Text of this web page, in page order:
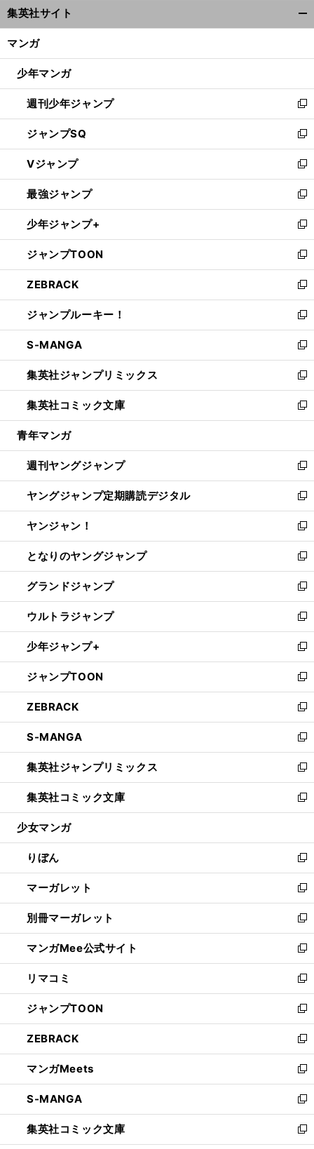
ィ
ン
ウ
開
く
集英社サイト
マンガ
少年マンガ
週刊少年ジャンプ
新
し
い
ウ
ィ
ン
ド
ウ
で
開
く
ジャンプSQ
新
し
い
ウ
ィ
ン
ド
ウ
で
開
く
Vジャンプ
新
し
い
ウ
ィ
ン
ド
ウ
で
開
く
最強ジャンプ
新
し
い
ウ
ィ
ン
ド
ウ
で
開
く
少年ジャンプ+
新
し
い
ウ
ィ
ン
ド
ウ
で
開
く
ジャンプTOON
新
し
い
ウ
ィ
ン
ド
ウ
で
開
く
ZEBRACK
新
し
い
ウ
ィ
ン
ド
ウ
で
開
ジャンプルーキー！
新
し
い
ウ
ィ
ン
ド
ウ
開
く
S-MANGA
新
し
い
ウ
ィ
ン
ウ
で
開
く
集英社ジャンプリミックス
新
し
い
ウ
ン
ド
ウ
で
開
く
集英社コミック文庫
新
し
ウ
ィ
ン
ド
ウ
で
開
く
青年マンガ
週刊ヤングジャンプ
新
し
い
ウ
ィ
ン
ド
ウ
で
開
く
ヤングジャンプ定期購読デジタル
新
し
い
ウ
ィ
ン
ド
ウ
で
開
く
ヤンジャン！
新
し
い
ウ
ィ
ン
ド
ウ
で
開
く
となりのヤングジャンプ
新
し
い
ウ
ィ
ン
ド
ウ
で
開
く
グランドジャンプ
新
し
い
ウ
ィ
ン
ド
ウ
で
開
く
ウルトラジャンプ
新
し
い
ウ
ィ
ン
ド
ウ
で
開
く
少年ジャンプ+
新
し
い
ウ
ィ
ン
ド
ウ
で
開
く
ジャンプTOON
新
し
い
ウ
ィ
ン
ド
ウ
で
開
ZEBRACK
新
し
い
ウ
ィ
ン
ド
ウ
開
く
S-MANGA
新
し
い
ウ
ィ
ン
ウ
で
開
く
集英社ジャンプリミックス
新
し
い
ウ
ン
ド
ウ
で
開
く
集英社コミック文庫
新
し
ウ
ィ
ン
ド
ウ
で
開
く
少女マンガ
りぼん
新
し
い
ウ
ィ
ン
ド
ウ
で
開
く
マーガレット
新
し
い
ウ
ィ
ン
ド
ウ
で
開
く
別冊マーガレット
新
し
い
ウ
ィ
ン
ド
ウ
で
開
く
マンガMee公式サイト
新
し
い
ウ
ィ
ン
ド
ウ
で
開
く
リマコミ
新
し
い
ウ
ィ
ン
ド
ウ
で
開
く
ジャンプTOON
新
し
い
ウ
ィ
ン
ド
ウ
で
開
ZEBRACK
新
し
い
ウ
ィ
ン
ド
ウ
マンガMeets
新
し
い
ウ
ィ
ン
S-MANGA
新
し
い
ウ
集英社コミック文庫
新